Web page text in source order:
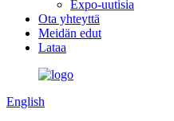
Expo-uutisia
Ota yhteyttä
Meidän edut
Lataa
English